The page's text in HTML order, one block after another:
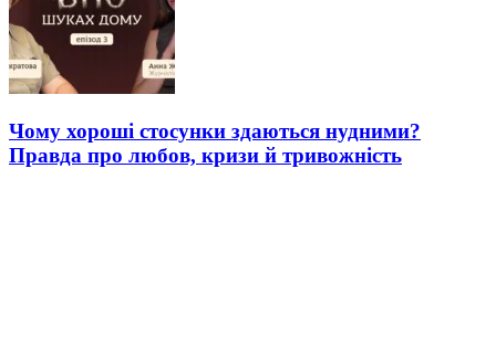
Чому хороші стосунки здаються нудними?
Правда про любов, кризи й тривожність